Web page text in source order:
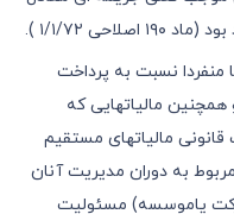
نسبت به پرداخت
مالیاتهایی که
مالیاتهای مستقیم
به دوران مدیریت آنان
یاموسسه) مسئولیت